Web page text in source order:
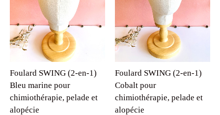
Foulard SWING (2-en-1)
Bleu marine pour
chimiothérapie, pelade et
alopécie
Foulard SWING (2-en-1)
Cobalt pour
chimiothérapie, pelade et
alopécie